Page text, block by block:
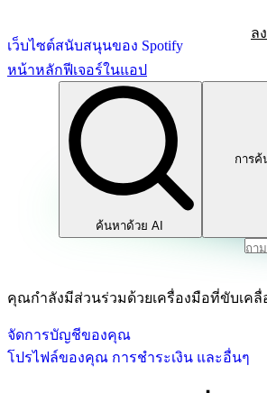
เว็บไซต์สนับสนุนของ Spotify
ล
หน้าหลักฟีเจอร์ในแอป
ค้นหาด้วย AI
การค้
คุณกำลังมีส่วนร่วมด้วยเครื่องมือที่ขับเคลื่
จัดการบัญชีของคุณ
โปรไฟล์ของคุณ การชำระเงิน และอื่นๆ